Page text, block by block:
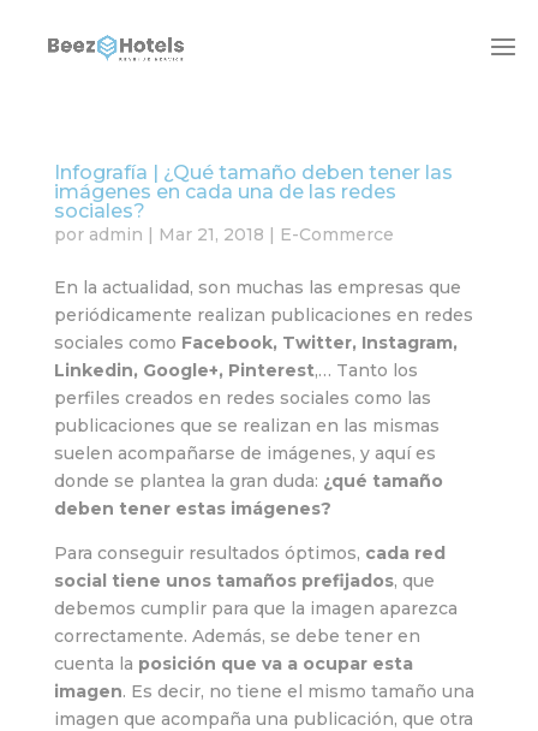
Infografía | ¿Qué tamaño deben tener las
imágenes en cada una de las redes
sociales?
por admin | Mar 21, 2018 | E-Commerce
En la actualidad, son muchas las empresas que
periódicamente realizan publicaciones en redes
sociales como Facebook, Twitter, Instagram,
Linkedin, Google+, Pinterest,… Tanto los
perfiles creados en redes sociales como las
publicaciones que se realizan en las mismas
suelen acompañarse de imágenes, y aquí es
donde se plantea la gran duda: ¿qué tamaño
deben tener estas imágenes?
Para conseguir resultados óptimos, cada red
social tiene unos tamaños prefijados, que
debemos cumplir para que la imagen aparezca
correctamente. Además, se debe tener en
cuenta la posición que va a ocupar esta
imagen. Es decir, no tiene el mismo tamaño una
imagen que acompaña una publicación, que otra